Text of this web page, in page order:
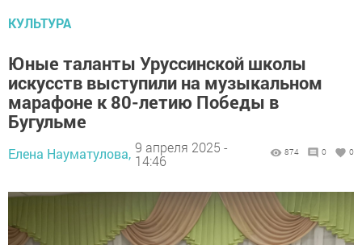
КУЛЬТУРА
Юные таланты Уруссинской школы
искусств выступили на музыкальном
марафоне к 80-летию Победы в
Бугульме
Елена Науматулова, 9 апреля 2025 -
14:46
874 0 0